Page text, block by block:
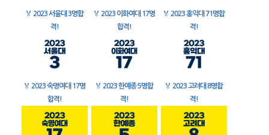
🏅 2023 서울대 3명합
격!
🏅 2023 이화여대 17명
합격!
🏅 2023 홍익대 71명합
격!
🏅 2023 숙명여대 17명
합격!
🏅 2023 한예종 5명합
격!
🏅 2023 고려대 8명합
격!